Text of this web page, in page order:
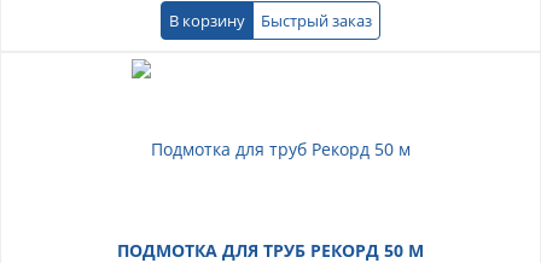
В корзину Быстрый заказ
ПОДМОТКА ДЛЯ ТРУБ РЕКОРД 50 М